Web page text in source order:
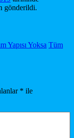
gönderildi.
Yapısı Yoksa Tüm
* ile